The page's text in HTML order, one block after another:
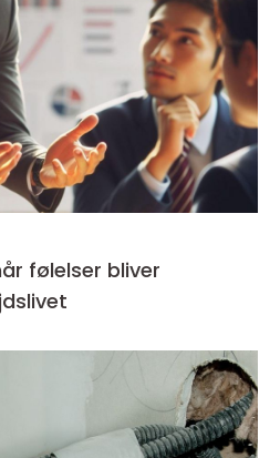
følelser bliver